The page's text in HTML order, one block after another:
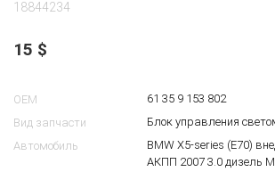
Блок управления светом BMW E70
15